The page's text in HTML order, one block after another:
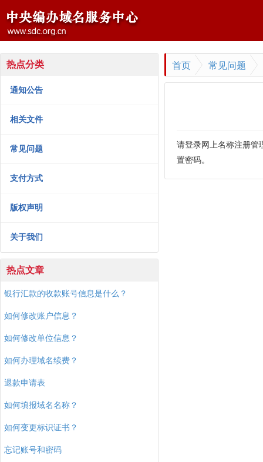
热点分类
通知公告
相关文件
常见问题
支付方式
版权声明
关于我们
热点文章
银行汇款的收款账号信息是什么？
如何修改账户信息？
如何修改单位信息？
如何办理域名续费？
退款申请表
如何填报域名名称？
如何变更标识证书？
忘记账号和密码
首页 常见问题
请登录网上名称注册管
置密码。